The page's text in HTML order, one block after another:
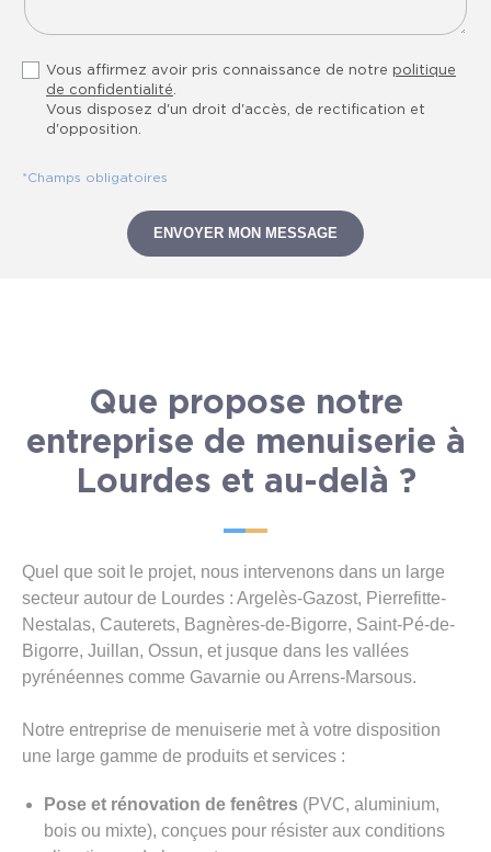
Vous affirmez avoir pris connaissance de notre politique
de confidentialité.
Vous disposez d'un droit d'accès, de rectification et
d'opposition.
*Champs obligatoires
ENVOYER MON MESSAGE
Que propose notre
entreprise de menuiserie à
Lourdes et au-delà ?
Quel que soit le projet, nous intervenons dans un large
secteur autour de Lourdes : Argelès-Gazost, Pierrefitte-
Nestalas, Cauterets, Bagnères-de-Bigorre, Saint-Pé-de-
Bigorre, Juillan, Ossun, et jusque dans les vallées
pyrénéennes comme Gavarnie ou Arrens-Marsous.
Notre entreprise de menuiserie met à votre disposition
une large gamme de produits et services :
Pose et rénovation de fenêtres (PVC, aluminium,
bois ou mixte), conçues pour résister aux conditions